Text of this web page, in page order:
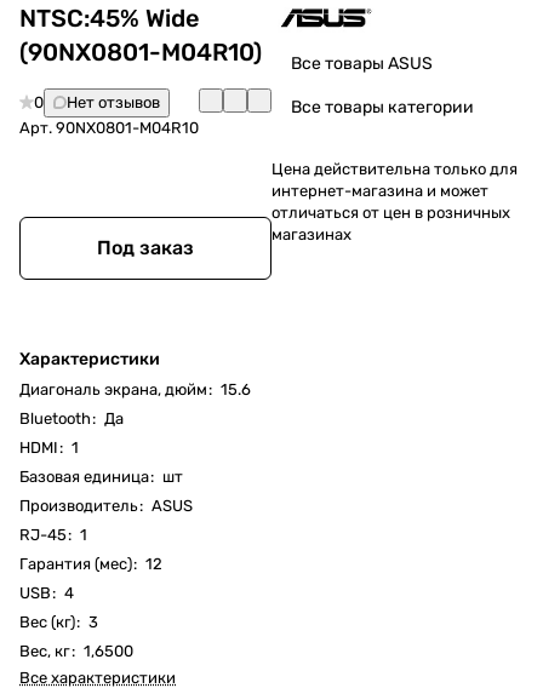
NTSC:45% Wide
(90NX0801-M04R10)
0
Нет отзывов
Арт. 90NX0801-M04R10
Под заказ
Характеристики
Диагональ экрана, дюйм: 15.6
Bluetooth: Да
HDMI: 1
Базовая единица: шт
Производитель: ASUS
RJ-45: 1
Гарантия (мес): 12
USB: 4
Вес (кг): 3
Вес, кг: 1,6500
Все характеристики
Все товары ASUS
Все товары категории
Цена действительна только для
интернет-магазина и может
отличаться от цен в розничных
магазинах